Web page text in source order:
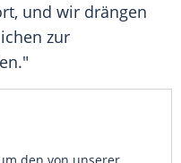
, und wir drängen
zur